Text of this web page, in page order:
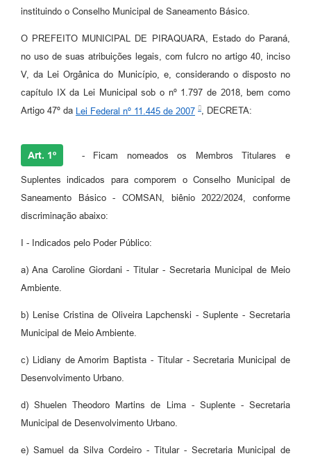
instituindo o Conselho Municipal de Saneamento Básico.
O PREFEITO MUNICIPAL DE PIRAQUARA, Estado do Paraná,
no uso de suas atribuições legais, com fulcro no artigo 40, inciso
V, da Lei Orgânica do Município, e, considerando o disposto no
capítulo IX da Lei Municipal sob o nº 1.797 de 2018, bem como
Artigo 47º da Lei Federal nº 11.445 de 2007 , DECRETA:
Art. 1º - Ficam nomeados os Membros Titulares e
Suplentes indicados para comporem o Conselho Municipal de
Saneamento Básico - COMSAN, biênio 2022/2024, conforme
discriminação abaixo:
I - Indicados pelo Poder Público:
a) Ana Caroline Giordani - Titular - Secretaria Municipal de Meio
Ambiente.
b) Lenise Cristina de Oliveira Lapchenski - Suplente - Secretaria
Municipal de Meio Ambiente.
c) Lidiany de Amorim Baptista - Titular - Secretaria Municipal de
Desenvolvimento Urbano.
d) Shuelen Theodoro Martins de Lima - Suplente - Secretaria
Municipal de Desenvolvimento Urbano.
e) Samuel da Silva Cordeiro - Titular - Secretaria Municipal de